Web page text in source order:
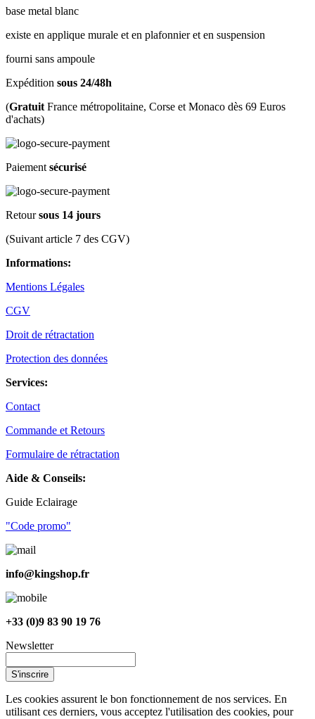
base metal blanc
existe en applique murale et en plafonnier et en suspension
fourni sans ampoule
Expédition sous 24/48h
(Gratuit France métropolitaine, Corse et Monaco dès 69 Euros
d'achats)
Paiement sécurisé
Retoursous 14 jours
(Suivant article 7 des CGV)
Informations:
Mentions Légales
CGV
Droit de rétractation
Protection des données
Services:
Contact
Commande et Retours
Formulaire de rétractation
Aide & Conseils:
Guide Eclairage
"Code promo"
info@kingshop.fr
+33 (0)9 83 90 19 76
Newsletter
S'inscrire
Les cookies assurent le bon fonctionnement de nos services. En
utilisant ces derniers, vous acceptez l'utilisation des cookies, pour